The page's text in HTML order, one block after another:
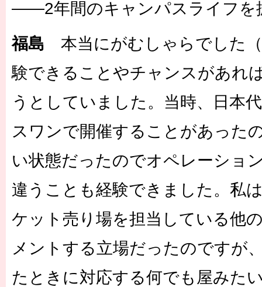
――2年間のキャンパスライフを
福島 本当にがむしゃらでした
験できることやチャンスがあれ
うとしていました。当時、日本
スワンで開催することがあった
い状態だったのでオペレーショ
違うことも経験できました。私
ケット売り場を担当している他
メントする立場だったのですが
たときに対応する何でも屋みた